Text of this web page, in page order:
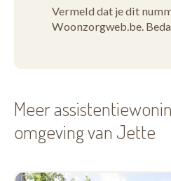
Vermeld dat je dit
Woonzorgweb.be.
Meer
omgeving van Jette